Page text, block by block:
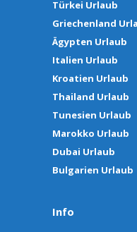
Türkei Urlaub
Griechenland
Ägypten Urlaub
Italien Urlaub
Kroatien Urlaub
Thailand Urlaub
Tunesien Urlaub
Marokko Urlaub
Dubai Urlaub
Bulgarien Urlaub
Info